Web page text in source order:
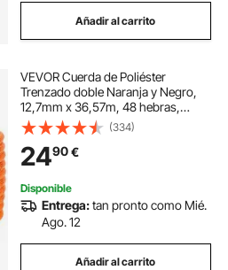
Añadir al carrito
VEVOR Cuerda de Poliéster
Trenzado doble Naranja y Negro,
12,7mm x 36,57m, 48 ​​hebras,
35,58 kN de Resistencia a la Rotura
Cuerda de Escalada al Aire Libre
para Senderismo en Roca,
Camping, Columpio
(334)
2490€
Disponible
Entrega:tan pronto como Mié.
Ago. 12
Añadir al carrito